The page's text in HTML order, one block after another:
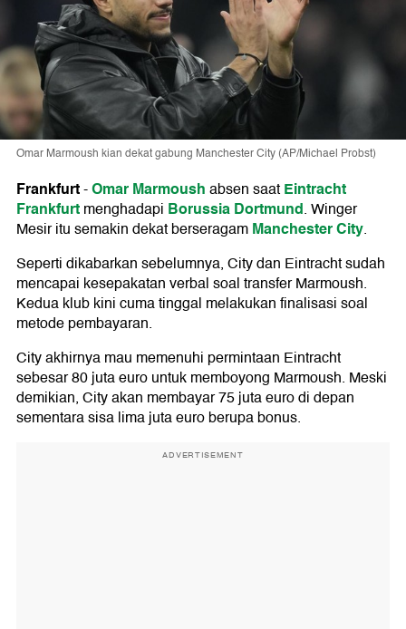
Omar Marmoush kian dekat gabung Manchester City (AP/Michael Probst)
Frankfurt-Omar Marmoushabsen saatEintracht
Frankfurtmenghadapi Borussia Dortmund. Winger
Mesir itu semakin dekat berseragamManchester City.
Seperti dikabarkan sebelumnya, City dan Eintracht sudah
mencapai kesepakatan verbal soal transfer Marmoush.
Kedua klub kini cuma tinggal melakukan finalisasi soal
metode pembayaran.
City akhirnya mau memenuhi permintaan Eintracht
sebesar 80 juta euro untuk memboyong Marmoush. Meski
demikian, City akan membayar 75 juta euro di depan
sementara sisa lima juta euro berupa bonus.
ADVERTISEMENT